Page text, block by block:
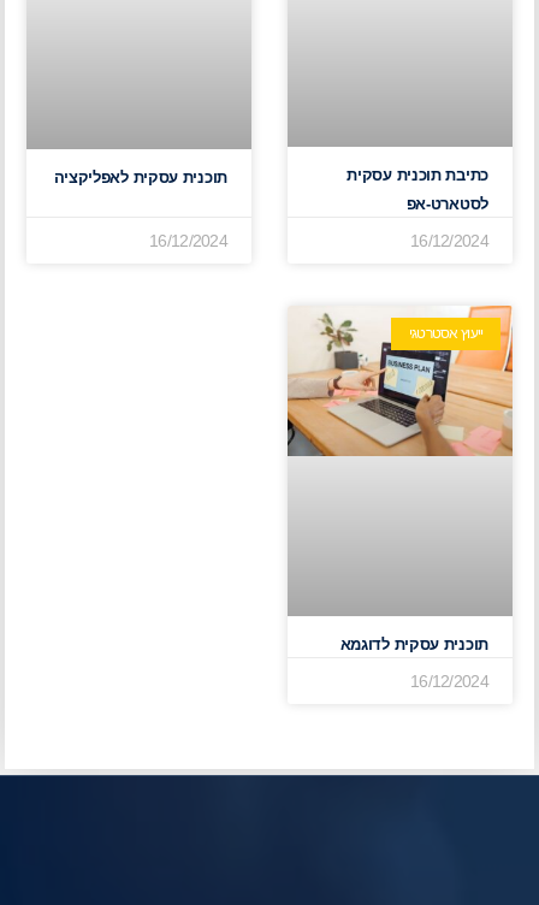
כתיבת תוכנית עסקית
לסטארט-אפ
16/12/2024
תוכנית עסקית לאפליקציה
16/12/2024
ייעוץ אסטרטגי
תוכנית עסקית לדוגמא
16/12/2024